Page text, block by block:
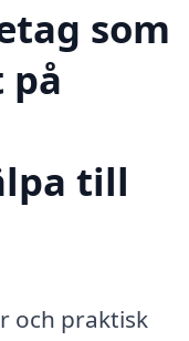
som
på
till
och praktisk